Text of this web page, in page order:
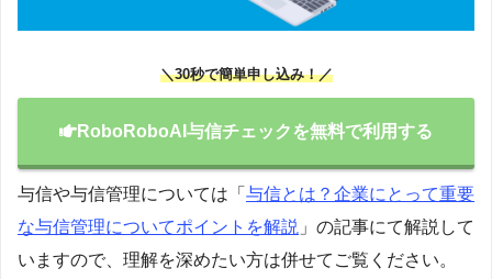
＼30秒で簡単申し込み！／
RoboRoboAI与信チェックを無料で利用する
与信や与信管理については「 与信とは？企業にとって重要
な与信管理についてポイントを解説 」の記事にて解説して
いますので、理解を深めたい方は併せてご覧ください。